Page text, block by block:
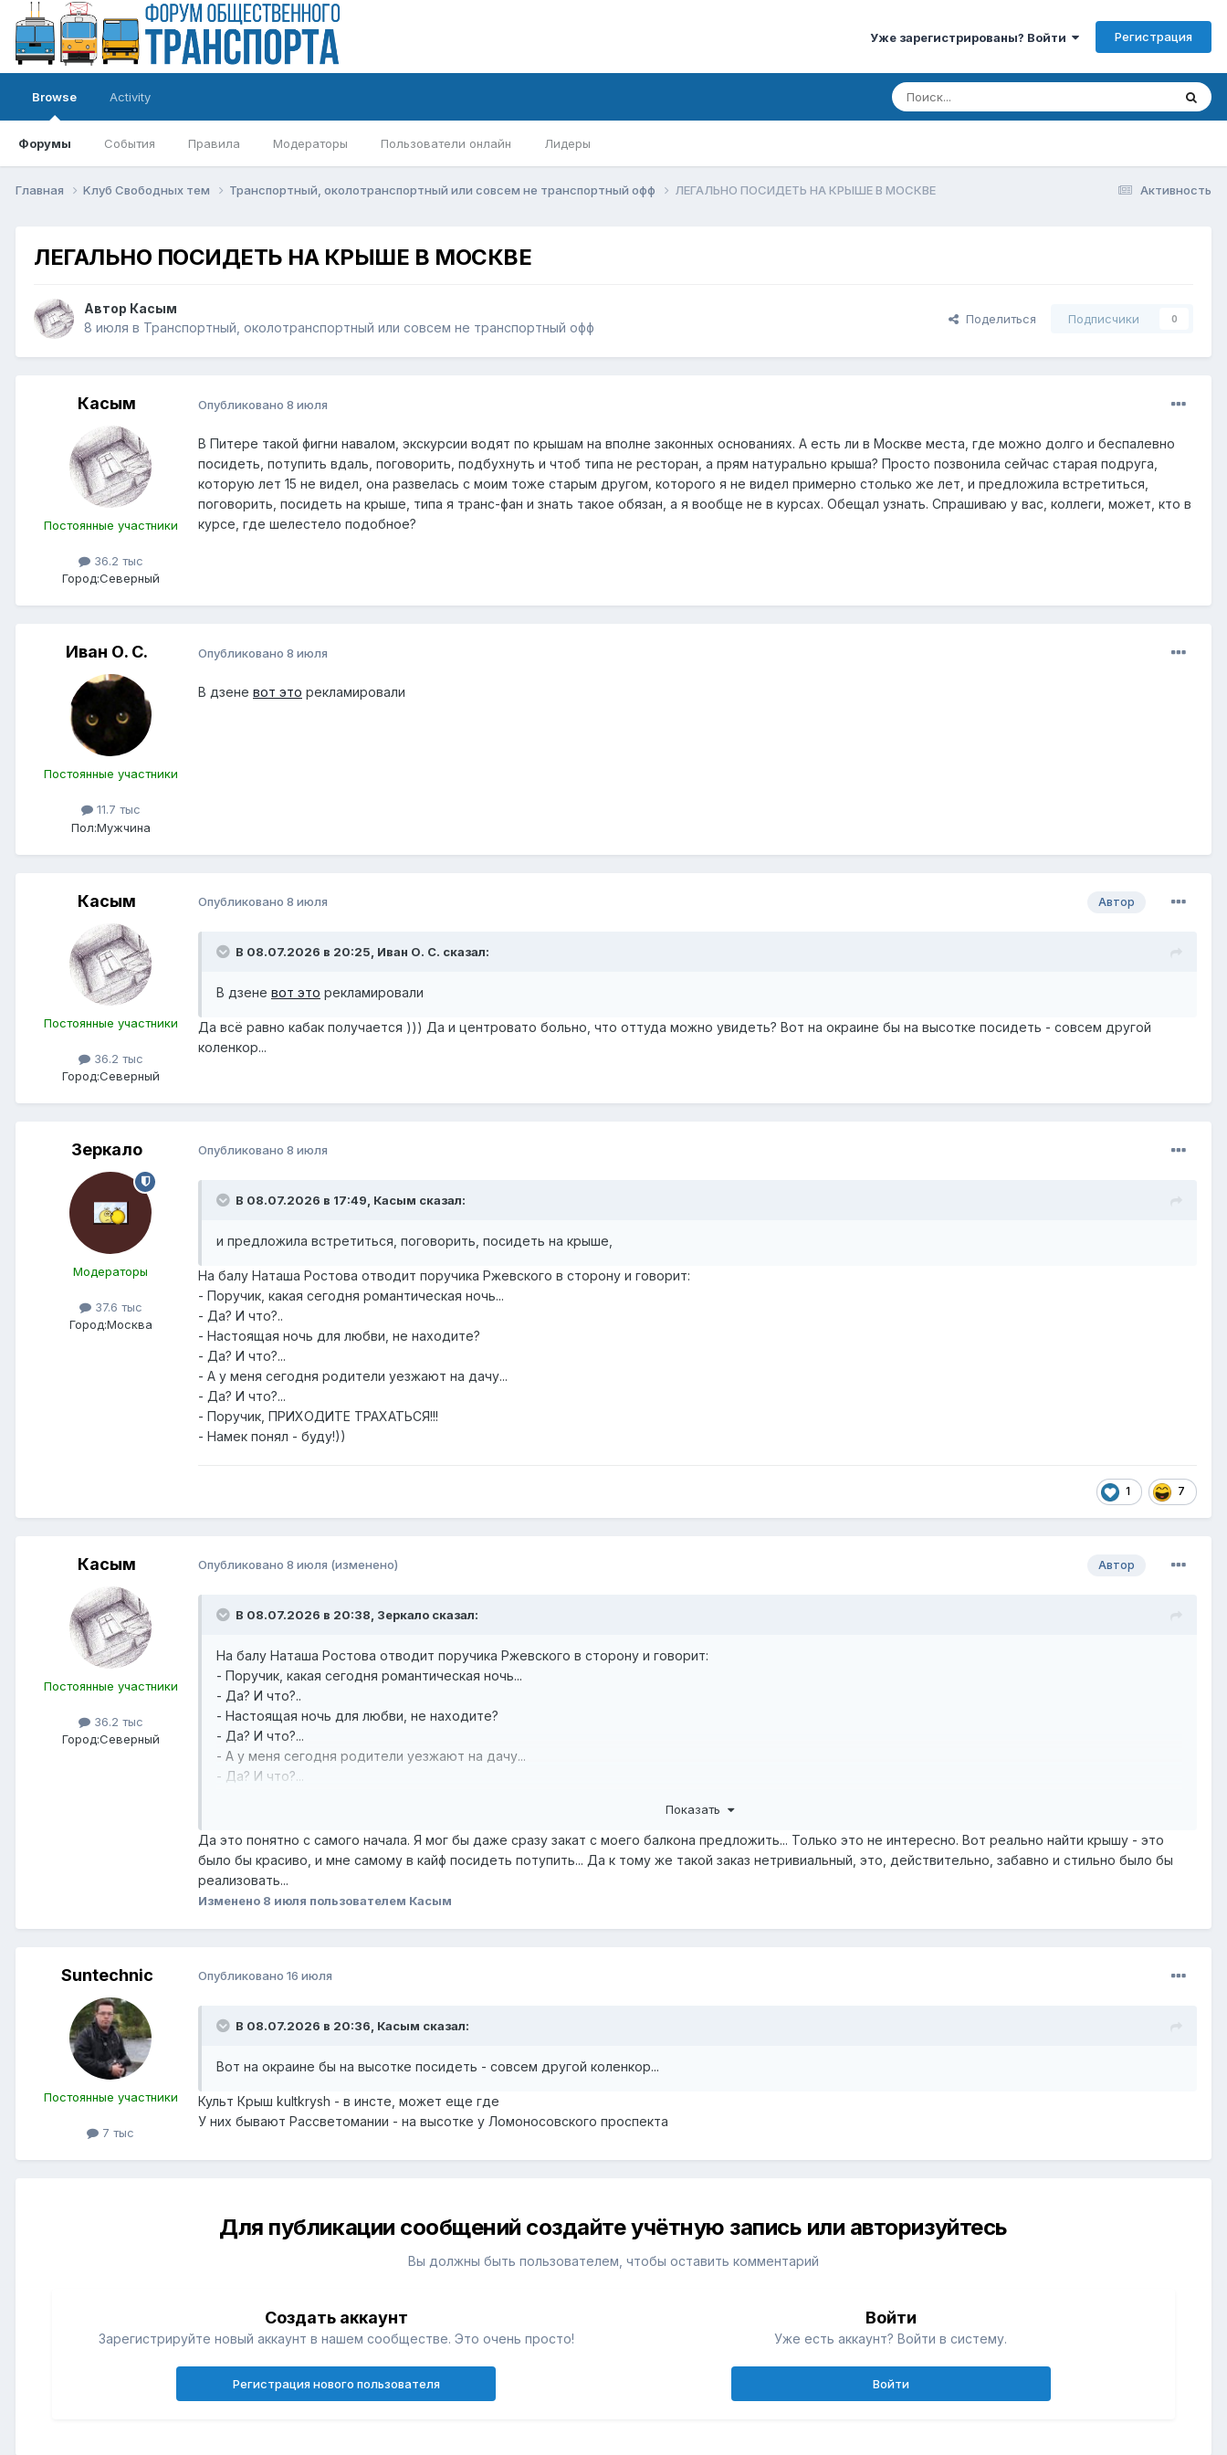
Уже зарегистрированы? Войти Регистрация
Browse
Форумы События Правила Модераторы Пользователи онлайн Лидеры
Activity
Активность
Главная Kлуб Свободных тем Транспортный, околотранспортный или совсем не транспортный офф ЛЕГАЛЬНО ПОСИДЕТЬ НА КРЫШЕ В МОСКВЕ
ЛЕГАЛЬНО ПОСИДЕТЬ НА КРЫШЕ В МОСКВЕ
Автор Касым
8 июля в Транспортный, околотранспортный или совсем не транспортный офф
Поделиться Подписчики 0
Касым
Постоянные участники
36.2 тыс
Город:Северный
Опубликовано 8 июля
В Питере такой фигни навалом, экскурсии водят по крышам на вполне законных основаниях. А есть ли в Москве места, где можно долго и беспалевно
посидеть, потупить вдаль, поговорить, подбухнуть и чтоб типа не ресторан, а прям натурально крыша? Просто позвонила сейчас старая подруга,
которую лет 15 не видел, она развелась с моим тоже старым другом, которого я не видел примерно столько же лет, и предложила встретиться,
поговорить, посидеть на крыше, типа я транс-фан и знать такое обязан, а я вообще не в курсах. Обещал узнать. Спрашиваю у вас, коллеги, может, кто в
курсе, где шелестело подобное?
Иван О. С.
Постоянные участники
11.7 тыс
Пол:Мужчина
Опубликовано 8 июля
В дзене вот это рекламировали
Касым
Постоянные участники
36.2 тыс
Город:Северный
Автор
Опубликовано 8 июля
В 08.07.2026 в 20:25, Иван О. С. сказал:
В дзене вот это рекламировали
Да всё равно кабак получается ))) Да и центровато больно, что оттуда можно увидеть? Вот на окраине бы на высотке посидеть - совсем другой
коленкор...
Зеркало
Модераторы
37.6 тыс
Город:Москва
Опубликовано 8 июля
В 08.07.2026 в 17:49, Касым сказал:
и предложила встретиться, поговорить, посидеть на крыше,
На балу Наташа Ростова отводит поручика Ржевского в сторону и говорит:
- Поручик, какая сегодня романтическая ночь...
- Да? И что?..
- Настоящая ночь для любви, не находите?
- Да? И что?...
- А у меня сегодня родители уезжают на дачу...
- Да? И что?...
- Поручик, ПРИХОДИТЕ ТРАХАТЬСЯ!!!
- Намек понял - буду!))
1 7
Касым
Постоянные участники
36.2 тыс
Город:Северный
Автор
Опубликовано 8 июля (изменено)
В 08.07.2026 в 20:38, Зеркало сказал:
На балу Наташа Ростова отводит поручика Ржевского в сторону и говорит:
- Поручик, какая сегодня романтическая ночь...
- Да? И что?..
- Настоящая ночь для любви, не находите?
- Да? И что?...
- А у меня сегодня родители уезжают на дачу...
- Да? И что?...
Показать
Да это понятно с самого начала. Я мог бы даже сразу закат с моего балкона предложить... Только это не интересно. Вот реально найти крышу - это
было бы красиво, и мне самому в кайф посидеть потупить... Да к тому же такой заказ нетривиальный, это, действительно, забавно и стильно было бы
реализовать...
Изменено 8 июля пользователем Касым
Suntechnic
Постоянные участники
7 тыс
Опубликовано 16 июля
В 08.07.2026 в 20:36, Касым сказал:
Вот на окраине бы на высотке посидеть - совсем другой коленкор...
Культ Крыш kultkrysh - в инсте, может еще где
У них бывают Рассветомании - на высотке у Ломоносовского проспекта
Для публикации сообщений создайте учётную запись или авторизуйтесь
Вы должны быть пользователем, чтобы оставить комментарий
Создать аккаунт
Зарегистрируйте новый аккаунт в нашем сообществе. Это очень просто!
Регистрация нового пользователя
Войти
Уже есть аккаунт? Войти в систему.
Войти